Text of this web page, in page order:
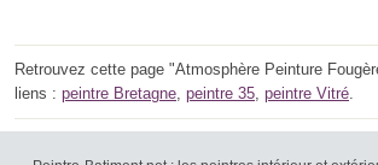
Retrouvez cette page "Atmosphère Peinture
liens : peintre Bretagne, peintre 35, peintre Vitré.